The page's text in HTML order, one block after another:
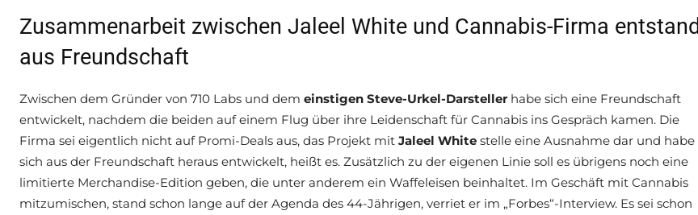
Zusammenarbeit zwischen Jaleel White und Cannabis-Firma entstand
aus Freundschaft
Zwischen dem Gründer von 710 Labs und dem einstigen Steve-Urkel-Darsteller habe sich eine Freundschaft
entwickelt, nachdem die beiden auf einem Flug über ihre Leidenschaft für Cannabis ins Gespräch kamen. Die
Firma sei eigentlich nicht auf Promi-Deals aus, das Projekt mit Jaleel White stelle eine Ausnahme dar und habe
sich aus der Freundschaft heraus entwickelt, heißt es. Zusätzlich zu der eigenen Linie soll es übrigens noch eine
limitierte Merchandise-Edition geben, die unter anderem ein Waffeleisen beinhaltet. Im Geschäft mit Cannabis
mitzumischen, stand schon lange auf der Agenda des 44-Jährigen, verriet er im „Forbes“-Interview. Es sei schon